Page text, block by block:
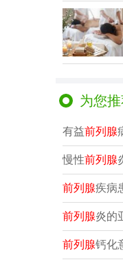
为您
有益前列腺
慢性前列腺
前列腺疾病
前列腺炎的
前列腺钙化